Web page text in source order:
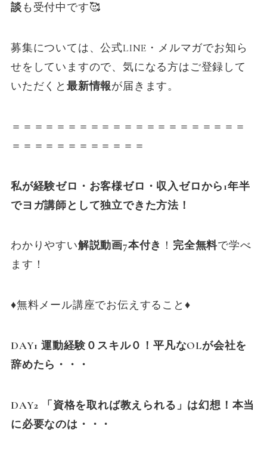
談も受付中です🥰
募集については、公式LINE・メルマガでお知ら
せをしていますので、気になる方はご登録して
いただくと 最新情報が届きます。
＝＝＝＝＝＝＝＝＝＝＝＝＝＝＝＝＝＝＝＝＝
＝＝＝＝＝＝＝＝＝＝＝＝
私が経験ゼロ・お客様ゼロ・収入ゼロから1年半
でヨガ講師として独立できた方法！
わかりやすい解説動画7本付き ！完全無料で学べ
ます！
♦️無料メール講座でお伝えすること♦️
DAY1 運動経験０スキル０！平凡なOLが会社を
辞めたら・・・
DAY2 「資格を取れば教えられる」は幻想！本当
に必要なのは・・・